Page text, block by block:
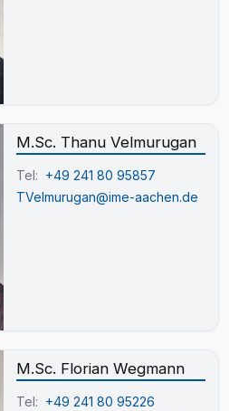
M.Sc. Thanu Velmurugan
Tel: +49 241 80 95857
TVelmurugan@ime-aachen.de
M.Sc. Florian Wegmann
Tel: +49 241 80 95226